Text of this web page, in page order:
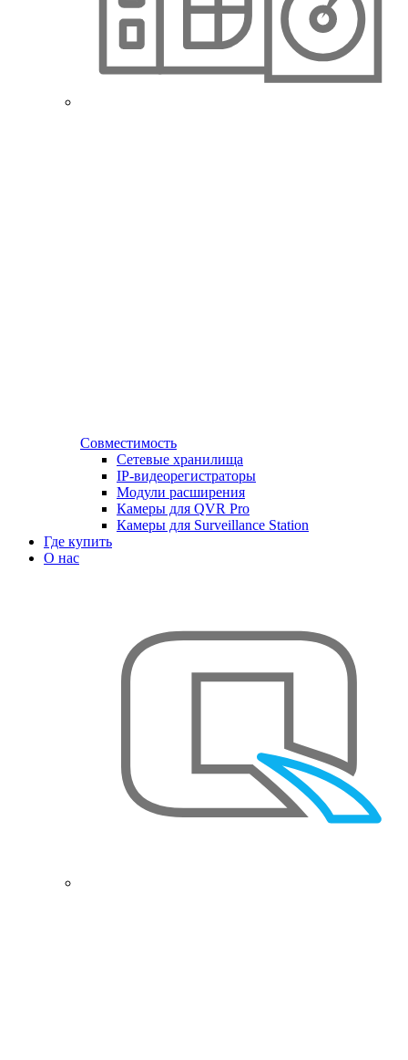
Совместимость
Сетевые хранилища
IP-видеорегистраторы
Модули расширения
Камеры для QVR Pro
Камеры для Surveillance Station
Где купить
О нас